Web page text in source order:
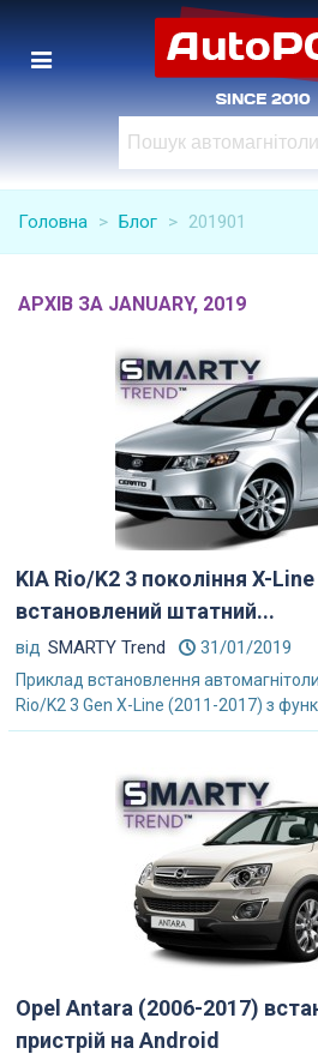
Головна > Блог > 201901
АРХІВ ЗА JANUARY, 2019
KIA Rio/K2 3 покоління X-
встановлений штатний...
від SMARTY Trend 31/01/2019
Приклад встановлення
Rio/K2 3 Gen X-Line (2011-2017) з
Opel Antara (2006-2017)
пристрій на Android